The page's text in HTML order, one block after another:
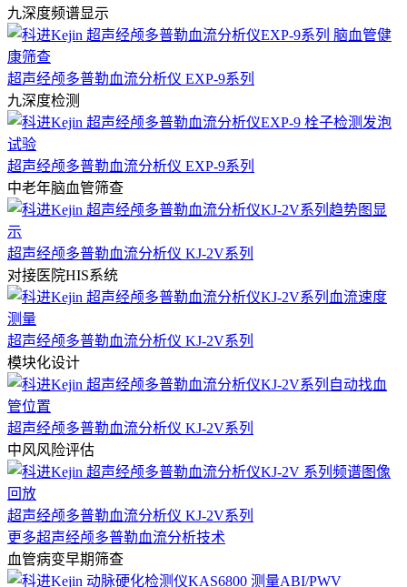
九深度频谱显示
超声经颅多普勒血流分析仪 EXP-9系列
九深度检测
超声经颅多普勒血流分析仪 EXP-9系列
中老年脑血管筛查
超声经颅多普勒血流分析仪 KJ-2V系列
对接医院HIS系统
超声经颅多普勒血流分析仪 KJ-2V系列
模块化设计
超声经颅多普勒血流分析仪 KJ-2V系列
中风风险评估
超声经颅多普勒血流分析仪 KJ-2V系列
更多超声经颅多普勒血流分析技术
血管病变早期筛查